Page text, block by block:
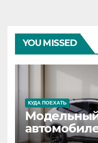
YOU MISSED
КУДА ПОЕХАТЬ